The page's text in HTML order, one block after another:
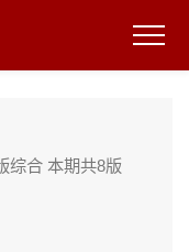
综合 本期共8版